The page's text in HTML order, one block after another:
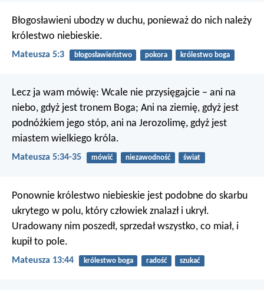
Błogosławieni ubodzy w duchu, ponieważ do nich należy
królestwo niebieskie.
Mateusza 5:3 błogosławieństwo pokora królestwo boga
Lecz ja wam mówię: Wcale nie przysięgajcie – ani na
niebo, gdyż jest tronem Boga; Ani na ziemię, gdyż jest
podnóżkiem jego stóp, ani na Jerozolimę, gdyż jest
miastem wielkiego króla.
Mateusza 5:34-35 mówić niezawodność świat
Ponownie królestwo niebieskie jest podobne do skarbu
ukrytego w polu, który człowiek znalazł i ukrył.
Uradowany nim poszedł, sprzedał wszystko, co miał, i
kupił to pole.
Mateusza 13:44 królestwo boga radość szukać